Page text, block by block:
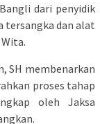
dari penyidik
tersangka dan alat
SH membenarkan
proses tahap
oleh Jaksa